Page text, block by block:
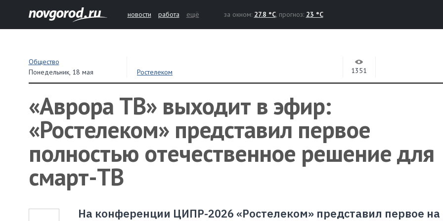
новости работа ещё за окном: 27.8 °C, прогноз: 23 °C
Общество
Понедельник, 18 мая Ростелеком 1351
«Аврора ТВ» выходит в эфир:
«Ростелеком» представил первое
полностью отечественное решение для
смарт-ТВ
На конференции ЦИПР-2026 «Ростелеком» представил первое на